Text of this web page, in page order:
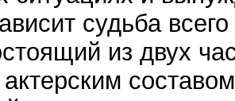
судьба
из двух
актерским